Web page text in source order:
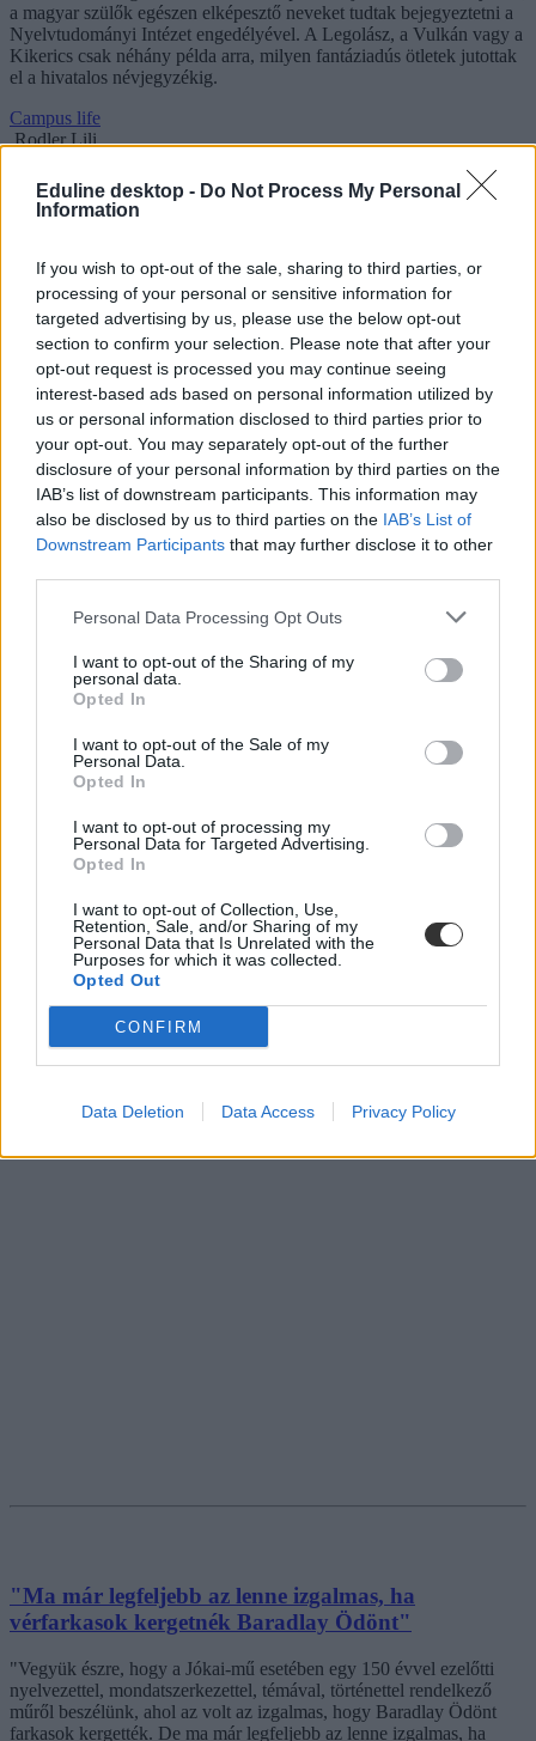
Eduline desktop - Do Not Process My Personal
Information
If you wish to opt-out of the sale, sharing to third parties, or
processing of your personal or sensitive information for
targeted advertising by us, please use the below opt-out
section to confirm your selection. Please note that after your
opt-out request is processed you may continue seeing
interest-based ads based on personal information utilized by
us or personal information disclosed to third parties prior to
your opt-out. You may separately opt-out of the further
disclosure of your personal information by third parties on the
IAB’s list of downstream participants. This information may
also be disclosed by us to third parties on the IAB’s List of
Downstream Participants that may further disclose it to other
Personal Data Processing Opt Outs
I want to opt-out of the Sharing of my
personal data.
Opted In
I want to opt-out of the Sale of my
Personal Data.
Opted In
I want to opt-out of processing my
Personal Data for Targeted Advertising.
Opted In
I want to opt-out of Collection, Use,
Retention, Sale, and/or Sharing of my
Personal Data that Is Unrelated with the
Purposes for which it was collected.
Opted Out
CONFIRM
Data Deletion Data Access Privacy Policy
a magyar szülők egészen elképesztő neveket tudtak bejegyeztetni a
Nyelvtudományi Intézet engedélyével. A Legolász, a Vulkán vagy a
Kikerics csak néhány példa arra, milyen fantáziadús ötletek jutottak
el a hivatalos névjegyzékig.
Campus life
Rodler Lili
rajongóknak
Ehhez a kvízhez nem lesz elég, ha csak a filmeket láttátok. Most
kiderül, mekkora rajongók vagytok valójában.
Campus life
Gál Luca
Rajongtok a fantasy-ért és a sci-fiért? Ez a kvíz
nektek készült
Szeritek a fantasy és a sci-fi műfaját, legyen szó akár irodalomról,
akár filmekről? Ebben a tesztben a művekben szereplő kitalált
nyelvekkel kapcsolatban kell kérdésekre válaszolnotok.
Campus life
"Ma már legfeljebb az lenne izgalmas, ha
vérfarkasok kergetnék Baradlay Ödönt"
"Vegyük észre, hogy a Jókai-mű esetében egy 150 évvel ezelőtti
nyelvezettel, mondatszerkezettel, témával, történettel rendelkező
műről beszélünk, ahol az volt az izgalmas, hogy Baradlay Ödönt
farkasok kergették. De ma már legfeljebb az lenne izgalmas, ha